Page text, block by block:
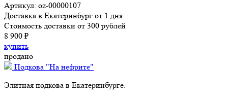
Артикул: oz-00000107
Доставка в Екатеринбург от 1 дня
Стоимость доставки от 300 рублей
8 900 ₽
купить
продано
Подкова "На нефрите"
Элитная подкова в Екатеринбурге.